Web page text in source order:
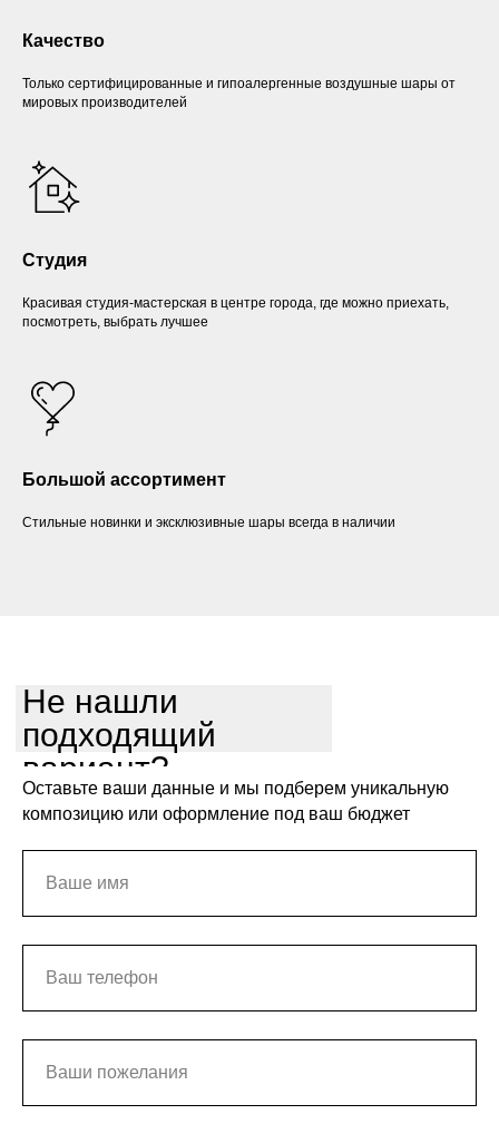
Качество
Только сертифицированные и гипоалергенные воздушные шары от
мировых производителей
Студия
Красивая студия-мастерская в центре города, где можно приехать,
посмотреть, выбрать лучшее
Большой ассортимент
Стильные новинки и эксклюзивные шары всегда в наличии
Не нашли
подходящий
вариант?
Оставьте ваши данные и мы подберем уникальную
композицию или оформление под ваш бюджет